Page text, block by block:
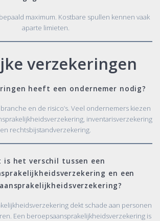
maximum. Kostbare spullen kennen vaak
aparte limieten.
verzekeringen
heeft een ondernemer nodig?
en de risico’s. Veel ondernemers kiezen
inventarisverzekering
en rechtsbijstandverzekering.
is het verschil tussen een
en een
dekt schade aan personen
Een beroepsaansprakelijkheidsverzekering is